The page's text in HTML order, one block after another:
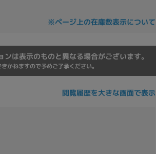
※ページ上の在庫数表示について
は表示のものと異なる場合がございます。
かねますので予めご了承ください。
閲覧履歴を大きな画面で表示